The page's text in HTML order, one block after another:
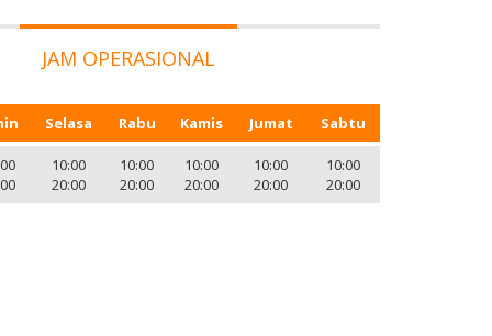
JAM OPERASIONAL
Selasa Rabu Kamis Jumat Sabtu
10:00
20:00
10:00
20:00
10:00
20:00
10:00
20:00
10:00
20:00